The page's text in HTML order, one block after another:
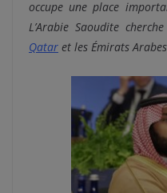
occupe une place
L’Arabie Saoudite
Qatar et les Émirats